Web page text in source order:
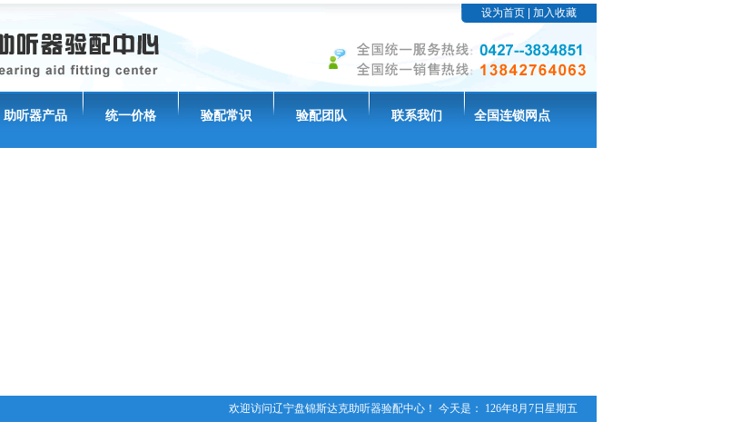
设为首页| 加入收藏
助听器产品 统一价格 验配常识 验配团队 联系我们 全国连锁网点
欢迎访问辽宁盘锦斯达克助听器验配中心！ 今天是： 126年8月7日星期五